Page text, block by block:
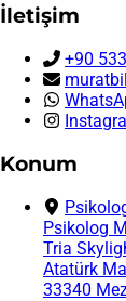
İletişim
+90
Konum
Psikolog
Tria
Atatürk
33340